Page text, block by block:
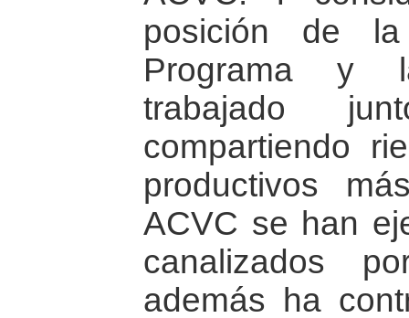
posición de
Programa y
trabajado
compartiendo
productivos
ACVC se han
canalizados
además ha